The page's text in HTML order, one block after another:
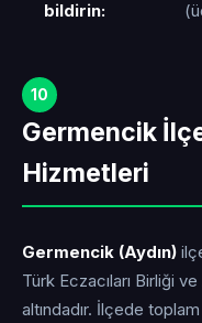
bildirin:
10
Germencik
Hizmetleri
Germencik (Aydın)
Türk Eczacıları Birliği
altındadır. İlçede toplam